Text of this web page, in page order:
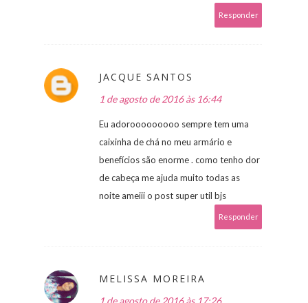
Responder
JACQUE SANTOS
1 de agosto de 2016 às 16:44
Eu adorooooooooo sempre tem uma
caixinha de chá no meu armário e
benefícios são enorme . como tenho dor
de cabeça me ajuda muito todas as
noite ameiii o post super util bjs
Responder
MELISSA MOREIRA
1 de agosto de 2016 às 17:26